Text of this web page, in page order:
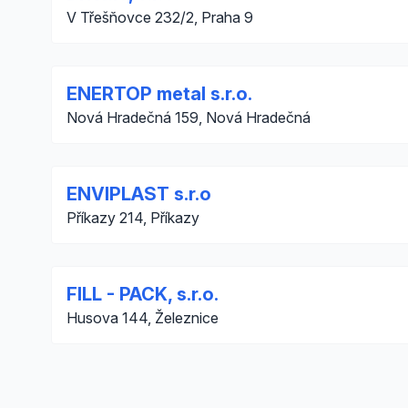
V Třešňovce 232/2, Praha 9
ENERTOP metal s.r.o.
Nová Hradečná 159, Nová Hradečná
ENVIPLAST s.r.o
Příkazy 214, Příkazy
FILL - PACK, s.r.o.
Husova 144, Železnice